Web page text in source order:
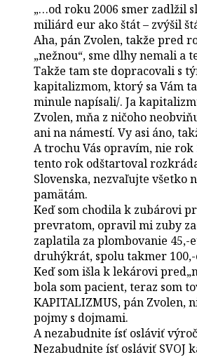
„…od roku 2006 smer zadlžil
miliárd eur ako štát – zvýšil
Aha, pán Zvolen, takže pred
„nežnou“, sme dlhy nemali a
Takže tam ste dopracovali s
kapitalizmom, ktorý sa Vám
minule napísali/. Ja
Zvolen, mňa z ničoho
ani na námestí. Vy asi áno,
A trochu Vás opravím, nie rok
tento rok odštartoval
Slovenska, nezvaľujte všetko
pamätám.
Keď som chodila k zubárovi
prevratom, opravil mi zuby
zaplatila za plombovanie
druhýkrát, spolu takmer 100,-
Keď som išla k lekárovi
bola som pacient, teraz som
KAPITALIZMUS, pán Zvolen,
pojmy s dojmami.
A nezabudnite ísť osláviť
Nezabudnite ísť osláviť SVOJ